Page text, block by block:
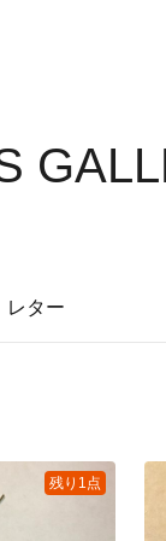
レター
残り1点